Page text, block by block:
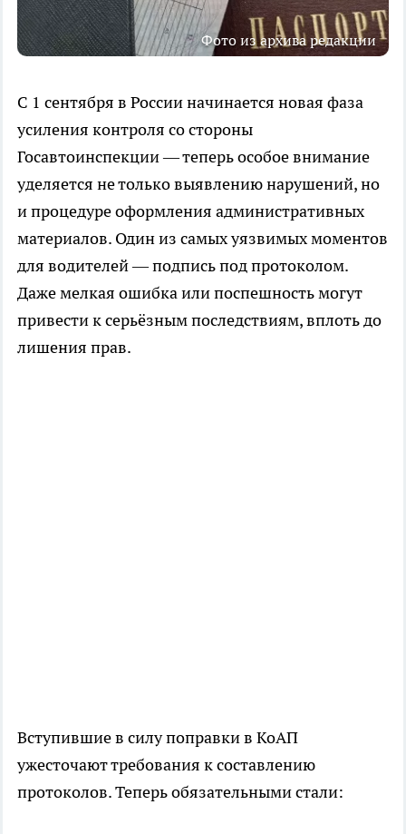
Фото из архива редакции
С 1 сентября в России начинается новая фаза
усиления контроля со стороны
Госавтоинспекции — теперь особое внимание
уделяется не только выявлению нарушений, но
и процедуре оформления административных
материалов. Один из самых уязвимых моментов
для водителей — подпись под протоколом.
Даже мелкая ошибка или поспешность могут
привести к серьёзным последствиям, вплоть до
лишения прав.
Вступившие в силу поправки в КоАП
ужесточают требования к составлению
протоколов. Теперь обязательными стали: